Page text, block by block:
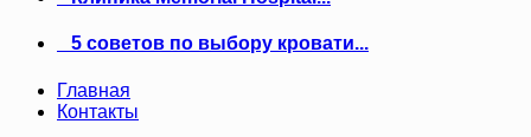
5 советов по выбору кровати...
Главная
Контакты